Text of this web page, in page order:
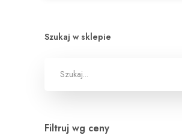
Szukaj w sklepie
Filtruj wg ceny